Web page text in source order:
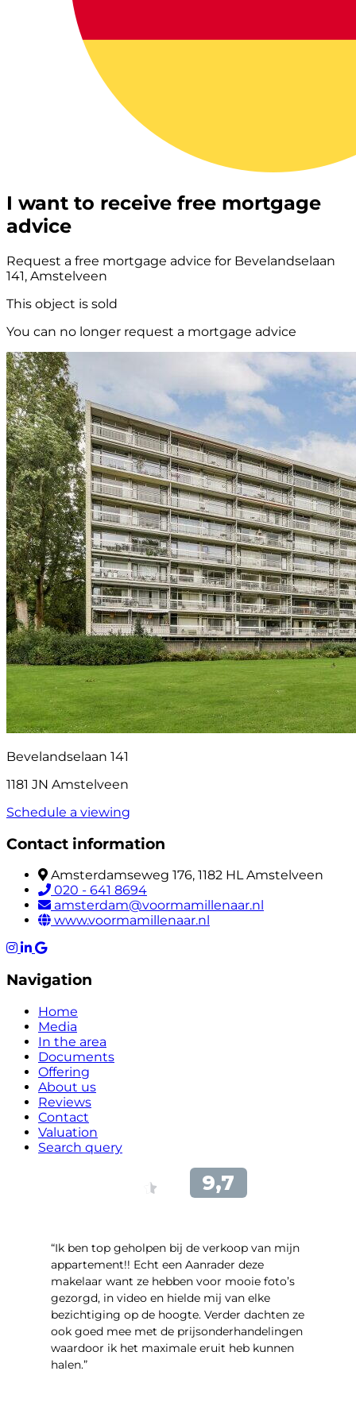
I want to receive free mortgage
advice
Request a free mortgage advice for Bevelandselaan
141, Amstelveen
This object is sold
You can no longer request a mortgage advice
Bevelandselaan 141
1181 JN Amstelveen
Schedule a viewing
Contact information
Amsterdamseweg 176, 1182 HL Amstelveen
020 - 641 8694
amsterdam@voormamillenaar.nl
www.voormamillenaar.nl
Navigation
Home
Media
In the area
Documents
Offering
About us
Reviews
Contact
Valuation
Search query
“Ik ben top geholpen bij de verkoop van mijn
appartement!! Echt een Aanrader deze
makelaar want ze hebben voor mooie foto’s
gezorgd, in video en hielde mij van elke
bezichtiging op de hoogte. Verder dachten ze
ook goed mee met de prijsonderhandelingen
waardoor ik het maximale eruit heb kunnen
halen.”